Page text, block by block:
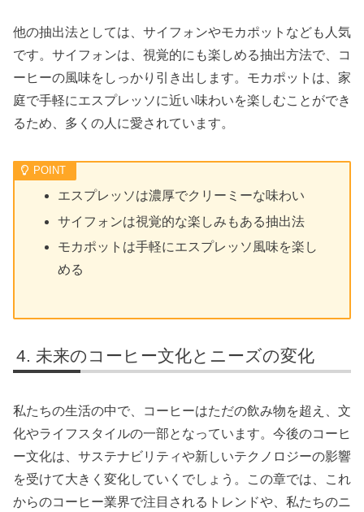
他の抽出法としては、サイフォンやモカポットなども人気
です。サイフォンは、視覚的にも楽しめる抽出方法で、コ
ーヒーの風味をしっかり引き出します。モカポットは、家
庭で手軽にエスプレッソに近い味わいを楽しむことができ
るため、多くの人に愛されています。
エスプレッソは濃厚でクリーミーな味わい
サイフォンは視覚的な楽しみもある抽出法
モカポットは手軽にエスプレッソ風味を楽し
める
未来のコーヒー文化とニーズの変化
私たちの生活の中で、コーヒーはただの飲み物を超え、文
化やライフスタイルの一部となっています。今後のコーヒ
ー文化は、サステナビリティや新しいテクノロジーの影響
を受けて大きく変化していくでしょう。この章では、これ
からのコーヒー業界で注目されるトレンドや、私たちのニ